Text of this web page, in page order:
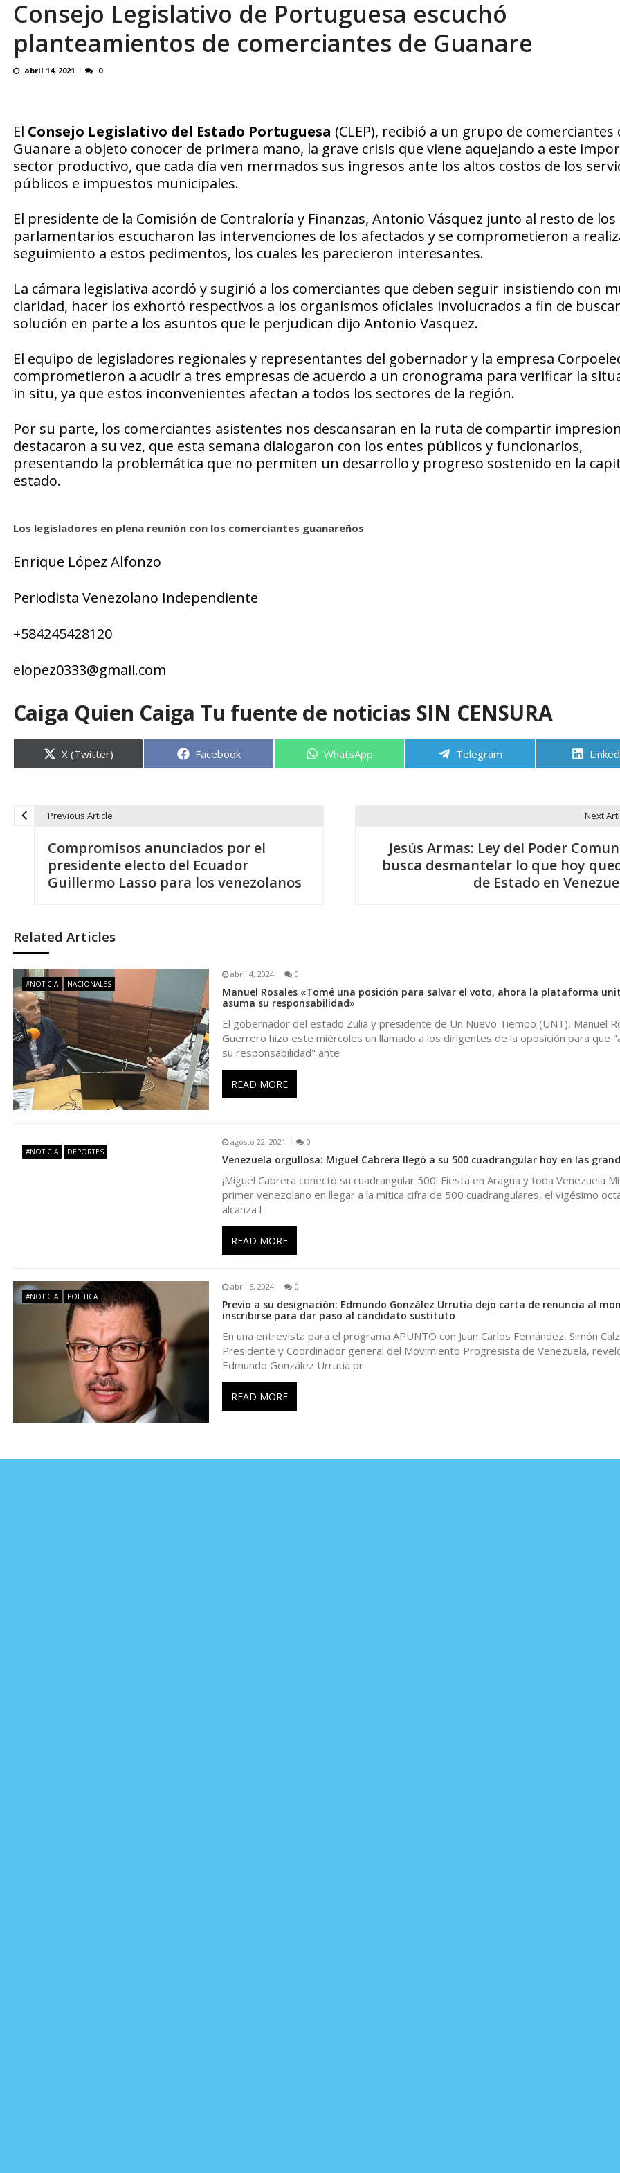
El último que apague la luz: 17 años de excusas, apagones y promesas incumplidas...
Consejo Legislativo de Portuguesa escuchó
planteamientos de comerciantes de Guanare
abril 14, 2021 0
El Consejo Legislativo del Estado Portuguesa (CLEP), recibió a un grupo de comerciantes
Guanare a objeto conocer de primera mano, la grave crisis que viene aquejando a este
sector productivo, que cada día ven mermados sus ingresos ante los altos costos de los
públicos e impuestos municipales.
El presidente de la Comisión de Contraloría y Finanzas, Antonio Vásquez junto al resto de los
parlamentarios escucharon las intervenciones de los afectados y se comprometieron a
seguimiento a estos pedimentos, los cuales les parecieron interesantes.
La cámara legislativa acordó y sugirió a los comerciantes que deben seguir insistiendo con
claridad, hacer los exhortó respectivos a los organismos oficiales involucrados a fin de
solución en parte a los asuntos que le perjudican dijo Antonio Vasquez.
El equipo de legisladores regionales y representantes del gobernador y la empresa
comprometieron a acudir a tres empresas de acuerdo a un cronograma para verificar la
in situ, ya que estos inconvenientes afectan a todos los sectores de la región.
Por su parte, los comerciantes asistentes nos descansaran en la ruta de compartir
destacaron a su vez, que esta semana dialogaron con los entes públicos y funcionarios,
presentando la problemática que no permiten un desarrollo y progreso sostenido en la
estado.
Los legisladores en plena reunión con los comerciantes guanareños
Enrique López Alfonzo
Periodista Venezolano Independiente
+584245428120
elopez0333@gmail.com
Caiga Quien Caiga Tu fuente de noticias SIN CENSURA
Compartir
en
X (Twitter) Compartir
Facebook Compartir
WhatsApp Compartir
Telegram
e
g
a
c
i
ó
n
n
r
d
a
Previous Article
Compromisos anunciados por el
presidente electo del Ecuador
Guillermo Lasso para los venezolanos
Next
Jesús Armas: Ley del Poder
busca desmantelar lo que hoy
de Estado en
Related Articles
#NOTICIA NACIONALES
abril 4, 2024 0
Manuel Rosales «Tomé una posición para salvar el voto, ahora la plataforma
asuma su responsabilidad»
El gobernador del estado Zulia y presidente de Un Nuevo Tiempo (UNT), Manuel
Guerrero hizo este miércoles un llamado a los dirigentes de la oposición para que
su responsabilidad" ante
READ MORE
#NOTICIA DEPORTES
agosto 22, 2021 0
Venezuela orgullosa: Miguel Cabrera llegó a su 500 cuadrangular hoy en las
¡Miguel Cabrera conectó su cuadrangular 500! Fiesta en Aragua y toda Venezuela
primer venezolano en llegar a la mítica cifra de 500 cuadrangulares, el vigésimo
alcanza l
READ MORE
#NOTICIA POLÍTICA
abril 5, 2024 0
Previo a su designación: Edmundo González Urrutia dejo carta de renuncia al
inscribirse para dar paso al candidato sustituto
En una entrevista para el programa APUNTO con Juan Carlos Fernández, Simón
Presidente y Coordinador general del Movimiento Progresista de Venezuela,
Edmundo González Urrutia pr
READ MORE